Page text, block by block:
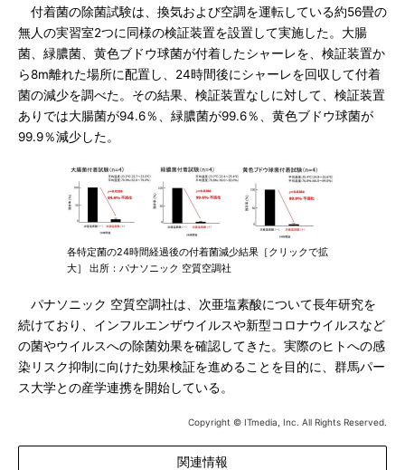
付着菌の除菌試験は、換気および空調を運転している約56畳の
無人の実習室2つに同様の検証装置を設置して実施した。大腸
菌、緑膿菌、黄色ブドウ球菌が付着したシャーレを、検証装置か
ら8m離れた場所に配置し、24時間後にシャーレを回収して付着
菌の減少を調べた。その結果、検証装置なしに対して、検証装置
ありでは大腸菌が94.6％、緑膿菌が99.6％、黄色ブドウ球菌が
99.9％減少した。
各特定菌の24時間経過後の付着菌減少結果［クリックで拡
大］ 出所：パナソニック 空質空調社
パナソニック 空質空調社は、次亜塩素酸について長年研究を
続けており、インフルエンザウイルスや新型コロナウイルスなど
の菌やウイルスへの除菌効果を確認してきた。実際のヒトへの感
染リスク抑制に向けた効果検証を進めることを目的に、群馬パー
ス大学との産学連携を開始している。
Copyright © ITmedia, Inc. All Rights Reserved.
関連情報